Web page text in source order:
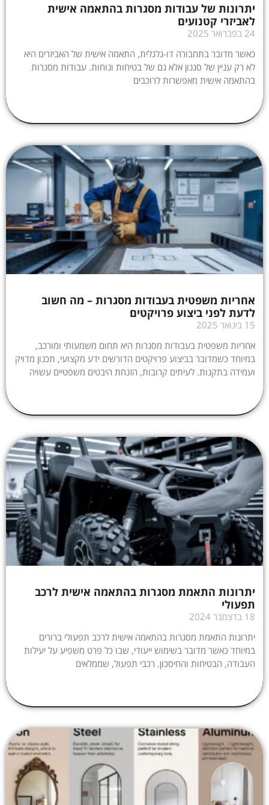
יתרונות של עבודות מסגרות בהתאמה אישית
לאביזרי קטנועים
24 בפברואר 2025
כאשר מדובר בתחבורה דו-גלגלית, התאמה אישית של האביזרים היא
לא רק עניין של סגנון אלא גם של בטיחות ונוחות. עבודות מסגרות
בהתאמה אישית מאפשרות לרוכבים
אחריות משפטית בעבודות מסגרות – מה חשוב
לדעת לפני ביצוע פרויקטים
15 בינואר 2025
אחריות משפטית בעבודות מסגרות היא תחום משמעותי ומורכב,
במיוחד כשמדובר בביצוע פרויקטים הדורשים ידע מקצועי, תכנון מדויק
ועמידה בתקנות. לעיתים קרובות, הזנחת היבטים משפטיים עשויה
יתרונות התאמת מסגרות בהתאמה אישית לרכב
תפעולי
18 בדצמבר 2024
יתרונות התאמת מסגרות בהתאמה אישית לרכב תפעולי ברורים
במיוחד כאשר מדובר בשימוש ייעודי, שבו כל פרט משפיע על יעילות
העבודה, הבטיחות והחיסכון. רכבי תפעול, שממלאים